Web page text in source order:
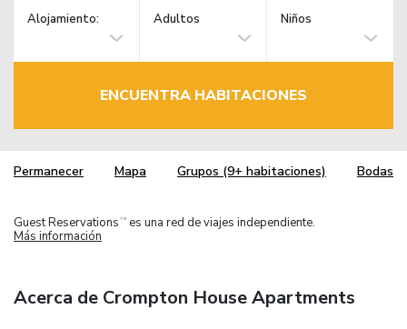
Alojamiento: Adultos Niños
ENCUENTRA HABITACIONES
Permanecer Mapa Grupos (9+ habitaciones) Bodas
Guest Reservations TM
es una red de viajes independiente.
Más información
Acerca de Crompton House Apartments